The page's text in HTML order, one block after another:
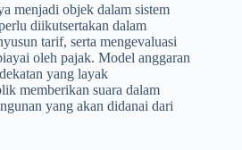
menjadi objek dalam sistem
diikutsertakan dalam
tarif, serta mengevaluasi
oleh pajak. Model anggaran
yang layak
memberikan suara dalam
yang akan didanai dari